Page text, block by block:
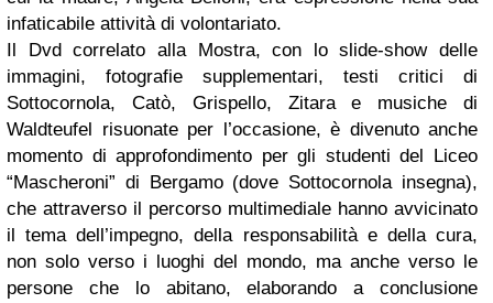
infaticabile attività di volontariato.
Dvd correlato alla Mostra, con lo slide-show delle
immagini, fotografie supplementari, testi critici di
Sottocornola, Catò, Grispello, Zitara e musiche di
Waldteufel risuonate per l’occasione, è divenuto anche
momento di approfondimento per gli studenti del Liceo
“Mascheroni” di Bergamo(dove Sottocornola insegna),
che attraverso il percorso multimediale hanno avvicinato
il
tema dell’impegno, della responsabilità e della cura,
non solo verso i luoghi del mondo, ma anche verso le
persone che lo abitano, elaborando a conclusione